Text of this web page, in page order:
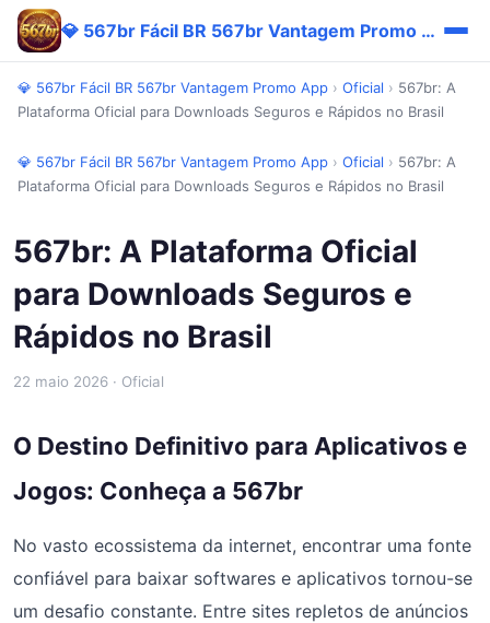
💎 567br Fácil BR 567br Vantagem Promo App
💎 567br Fácil BR 567br Vantagem Promo App › Oficial › 567br: A
Plataforma Oficial para Downloads Seguros e Rápidos no Brasil
💎 567br Fácil BR 567br Vantagem Promo App › Oficial › 567br: A
Plataforma Oficial para Downloads Seguros e Rápidos no Brasil
567br: A Plataforma Oficial
para Downloads Seguros e
Rápidos no Brasil
22 maio 2026 · Oficial
O Destino Definitivo para Aplicativos e
Jogos: Conheça a 567br
No vasto ecossistema da internet, encontrar uma fonte
confiável para baixar softwares e aplicativos tornou-se
um desafio constante. Entre sites repletos de anúncios